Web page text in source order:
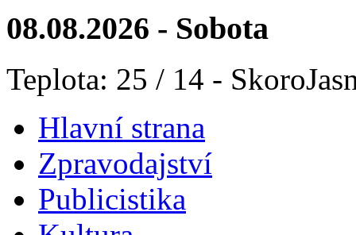
08.08.2026 - Sobota
Teplota: 25 / 14 -
Hlavní strana
Zpravodajství
Publicistika